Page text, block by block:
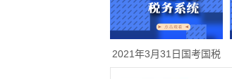
2021年3月31日国考国税